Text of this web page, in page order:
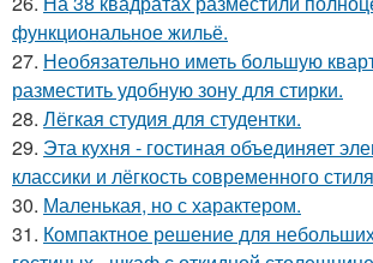
функциональное жильё.
27. Необязательно иметь большую
разместить удобную зону для стирки.
28. Лёгкая студия для студентки.
29. Эта кухня - гостиная объединяет
классики и лёгкость современного
30. Маленькая, но с характером.
31. Компактное решение для